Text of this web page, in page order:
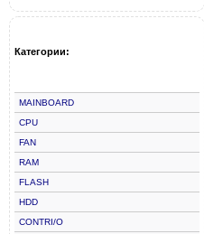
Категории:
MAINBOARD
CPU
FAN
RAM
FLASH
HDD
CONTRI/O